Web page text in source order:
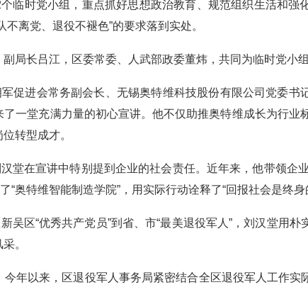
临时党小组，重点抓好思想政治教育、规范组织生活和强
离党、退役不褪色”的要求落到实处。
长吕江，区委常委、人武部政委董炜，共同为临时党小组
进会常务副会长、无锡奥特维科技股份有限公司党委书
一堂充满力量的初心宣讲。他不仅助推奥特维成长为行业
转型成才。
在宣讲中特别提到企业的社会责任。近年来，他带领企
奥特维智能制造学院”，用实际行动诠释了“回报社会是终身
区“优秀共产党员”到省、市“最美退役军人”，刘汉堂用朴
。
以来，区退役军人事务局紧密结合全区退役军人工作实